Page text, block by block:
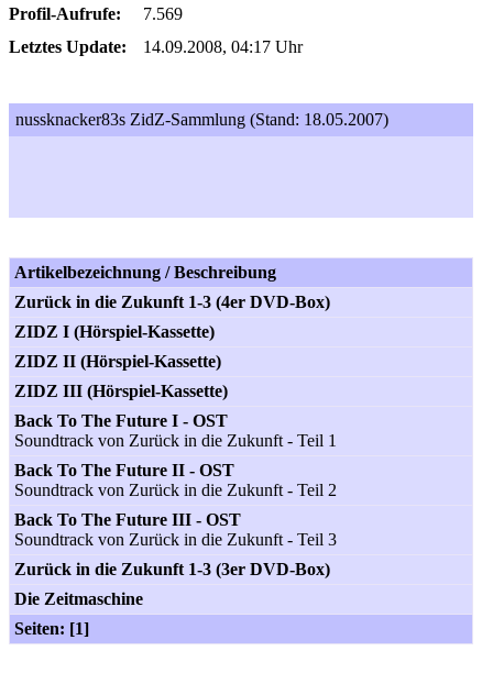
Profil-Aufrufe:
7.569
Letztes Update:
14.09.2008, 04:17 Uhr
nussknacker83s ZidZ-Sammlung (Stand: 18.05.2007)
Artikelbezeichnung / Beschreibung
Zurück in die Zukunft 1-3 (4er DVD-Box)
ZIDZ I (Hörspiel-Kassette)
ZIDZ II (Hörspiel-Kassette)
ZIDZ III (Hörspiel-Kassette)
Back To The Future I - OST
Soundtrack von Zurück in die Zukunft - Teil 1
Back To The Future II - OST
Soundtrack von Zurück in die Zukunft - Teil 2
Back To The Future III - OST
Soundtrack von Zurück in die Zukunft - Teil 3
Zurück in die Zukunft 1-3 (3er DVD-Box)
Die Zeitmaschine
Seiten: [1]